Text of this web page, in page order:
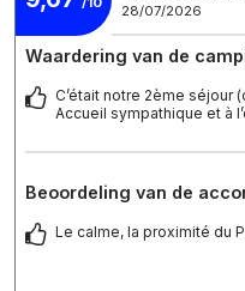
28/07/2026
Waardering van de
C’était notre 2ème séjour
Accueil sympathique et à
Beoordeling van de
Le calme, la proximité du